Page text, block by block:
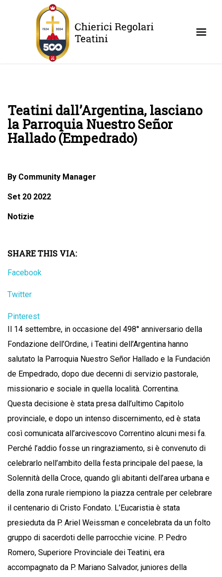
Teatini dall’Argentina, lasciano
la Parroquia Nuestro Señor
Hallado (Empedrado)
By Community Manager
Set 20 2022
Notizie
SHARE THIS VIA:
Facebook
Twitter
Pinterest
Il 14 settembre, in occasione del 498° anniversario della
Fondazione dell’Ordine, i Teatini dell’Argentina hanno
salutato la Parroquia Nuestro Señor Hallado e la Fundación
de Empedrado, dopo due decenni di servizio pastorale,
missionario e sociale in quella località. Correntina.
Questa decisione è stata presa dall’ultimo Capitolo
provinciale, e dopo un intenso discernimento, ed è stata
così comunicata all’arcivescovo Correntino alcuni mesi fa.
Perché l’addio fosse un ringraziamento, si è convenuto di
celebrarlo nell’ambito della festa principale del paese, la
Solennità della Croce, quando gli abitanti dell’area urbana e
della zona rurale riempiono la piazza centrale per celebrare
il centenario di Cristo Fondato. L’Eucaristia è stata
presieduta da P. Ariel Weissman e concelebrata da un folto
gruppo di sacerdoti delle parrocchie vicine. P. Pedro
Romero, Superiore Provinciale dei Teatini, era
accompagnato da P. Mariano Salvador, juniores della